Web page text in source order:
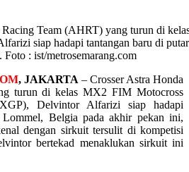
Racing Team (AHRT) yang turun di
siap hadapi tantangan baru di
: ist/metrosemarang.com
, JAKARTA – Crosser Astra Honda
turun di kelas MX2 FIM Motocross
Delvintor Alfarizi siap hadapi
Belgia pada akhir pekan ini,
dengan sirkuit tersulit di kompetisi
bertekad menaklukan sirkuit ini